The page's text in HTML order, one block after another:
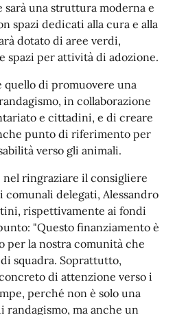
sarà una struttura moderna e
spazi dedicati alla cura e alla
dotato di aree verdi,
spazi per attività di adozione.
quello di promuovere una
in collaborazione
e cittadini, e di creare
punto di riferimento per
verso gli animali.
nel ringraziare il consigliere
comunali delegati, Alessandro
rispettivamente ai fondi
"Questo finanziamento è
per la nostra comunità che
squadra. Soprattutto,
di attenzione verso i
perché non è solo una
randagismo, ma anche un